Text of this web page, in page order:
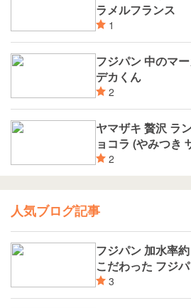
ラメルフランス
1
フジパン 中のマーガリン 2倍 使用！ ネオ
デカくん
2
ヤマザキ 贅沢 ランチパック ソルティシ
ョコラ (やみつき
2
人気ブログ記事
フジパン 加水率
こだわった フジ
ーズ 潤rich（う
3